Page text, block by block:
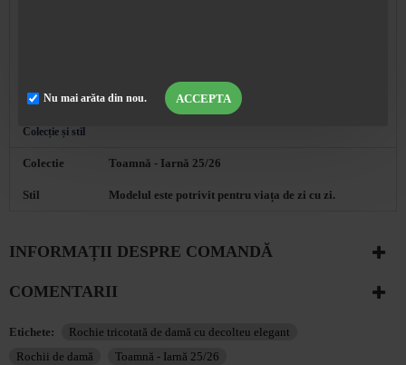
ACCEPTA
Nu mai arăta din nou.
consultantul nostru de vânzări. Contact: BG ☎ 0896
892014
Colecție și stil
Colectie Toamnă - Iarnă 25/26
Stil Modelul este potrivit pentru viața de zi cu zi.
INFORMAȚII DESPRE COMANDĂ
COMENTARII
Etichete:
Rochie tricotată de damă cu decolteu elegant
Rochii de damă
Toamnă - Iarnă 25/26